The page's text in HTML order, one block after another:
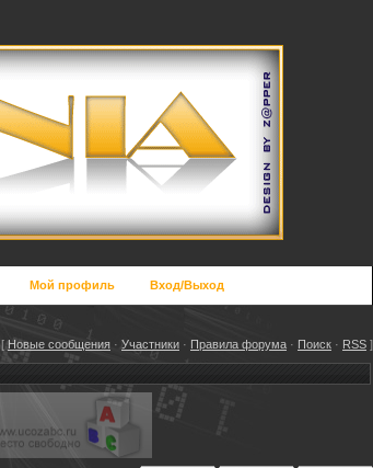
Мой профиль Вход/Выход
[Новые сообщения · Участники · Правила форума · Поиск · RSS ]